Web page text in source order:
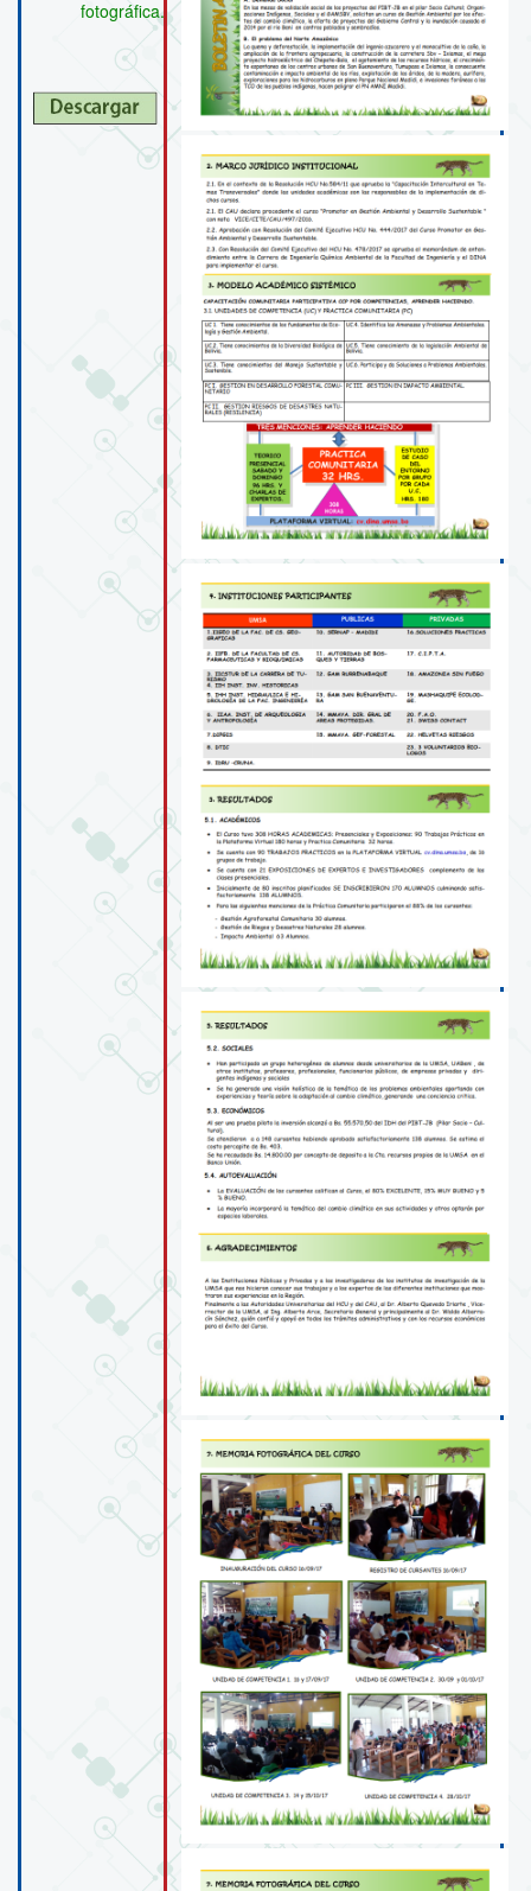
fotográfica.